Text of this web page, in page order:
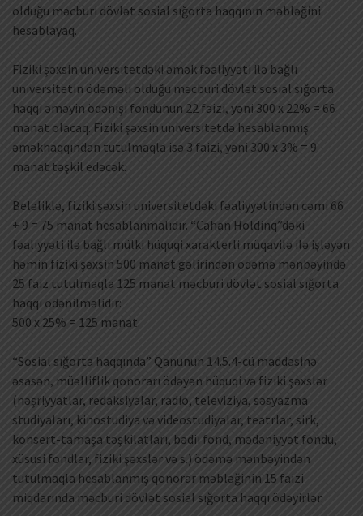
olduğu məcburi dövlət sosial sığorta haqqının məbləğini
hesablayaq.
Fiziki şəxsin universitetdəki əmək fəaliyyəti ilə bağlı
universitetin ödəməli olduğu məcburi dövlət sosial sığorta
haqqı əməyin ödənişi fondunun 22 faizi, yəni 300 x 22% = 66
manat olacaq. Fiziki şəxsin universitetdə hesablanmış
əməkhaqqından tutulmaqla isə 3 faizi, yəni 300 x 3% = 9
manat təşkil edəcək.
Beləliklə, fiziki şəxsin universitetdəki fəaliyyətindən cəmi 66
+ 9 = 75 manat hesablanmalıdır. “Cahan Holdinq”dəki
fəaliyyəti ilə bağlı mülki hüquqi xarakterli müqavilə ilə işləyən
həmin fiziki şəxsin 500 manat gəlirindən ödəmə mənbəyində
25 faiz tutulmaqla 125 manat məcburi dövlət sosial sığorta
haqqı ödənilməlidir:
500 x 25% = 125 manat.
“Sosial sığorta haqqında” Qanunun 14.5.4-cü maddəsinə
əsasən, müəlliflik qonorarı ödəyən hüquqi və fiziki şəxslər
(nəşriyyatlar, redaksiyalar, radio, televiziya, səsyazma
studiyaları, kinostudiya və videostudiyalar, teatrlar, sirk,
konsert-tamaşa təşkilatları, bədii fond, mədəniyyət fondu,
xüsusi fondlar, fiziki şəxslər və s.) ödəmə mənbəyindən
tutulmaqla hesablanmış qonorar məbləğinin 15 faizi
miqdarında məcburi dövlət sosial sığorta haqqı ödəyirlər.